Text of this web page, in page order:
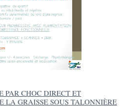
PAR CHOC DIRECT ET
LA GRAISSE SOUS TALONNIÈRE